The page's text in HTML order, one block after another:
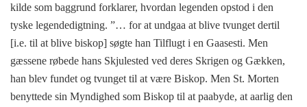
kilde som baggrund forklarer, hvordan legenden opstod i den
tyske legendedigtning. ”… for at undgaa at blive tvunget dertil
[i.e. til at blive biskop] søgte han Tilflugt i en Gaasesti. Men
gæssene røbede hans Skjulested ved deres Skrigen og Gækken,
han blev fundet og tvunget til at være Biskop. Men St. Morten
benyttede sin Myndighed som Biskop til at paabyde, at aarlig den